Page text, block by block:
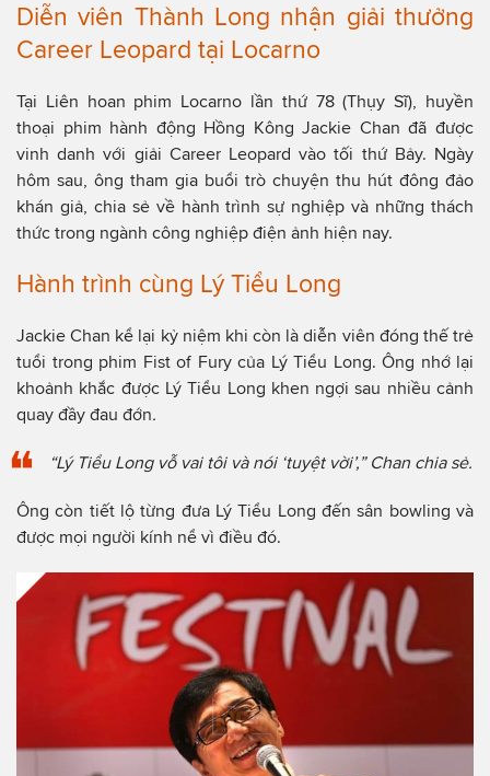
Diễn viên Thành Long nhận giải thưởng
Career Leopard tại Locarno
Tại Liên hoan phim Locarno lần thứ 78 (Thụy Sĩ), huyền
thoại phim hành động Hồng Kông Jackie Chan đã được
vinh danh với giải Career Leopard vào tối thứ Bảy. Ngày
hôm sau, ông tham gia buổi trò chuyện thu hút đông đảo
khán giả, chia sẻ về hành trình sự nghiệp và những thách
thức trong ngành công nghiệp điện ảnh hiện nay.
Hành trình cùng Lý Tiểu Long
Jackie Chan kể lại kỷ niệm khi còn là diễn viên đóng thế trẻ
tuổi trong phim Fist of Fury của Lý Tiểu Long. Ông nhớ lại
khoảnh khắc được Lý Tiểu Long khen ngợi sau nhiều cảnh
quay đầy đau đớn.
“Lý Tiểu Long vỗ vai tôi và nói ‘tuyệt vời’,” Chan chia sẻ.
Ông còn tiết lộ từng đưa Lý Tiểu Long đến sân bowling và
được mọi người kính nể vì điều đó.